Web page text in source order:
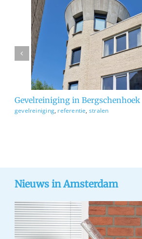
Gevelreiniging in Bergschenhoek
gevelreiniging, referentie, stralen
gevelreiniging
Nieuws in Amsterdam